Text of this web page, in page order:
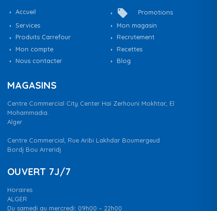
Accueil local_offer
Promotions
Services
Mon magasin
Produits Carrefour
Recrutement
Mon compte
Recettes
Nous contacter
Blog
MAGASINS
Centre Commercial City Center Haï Zerhouni Mokhtar, El
Mohammadia.
Alger
Centre Commercial, Rue Aribi Lakhdar Boumergeud
Bordj Bou Arreridj
OUVERT 7J/7
Horaires
ALGER
Du samedi au mercredi: 09h00 – 22h00